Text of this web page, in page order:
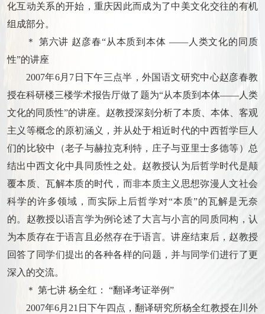
化互动关系的开始，重庆因此而成为了中美文化交往的有机
组成部分。
＊ 第六讲 赵彦春“从本质到本体 ——人类文化的同质
性”的讲座
2007年6月7日下午三点半，外国语文研究中心赵彦春教
授在科研楼三楼学术报告厅做了题为“从本质到本体——人类
文化的同质性”的讲座。赵教授深刻分析了本质、本体、客观
主义等概念的原初涵义，并从处于相近时代的中西哲学巨人
们的比较中（老子与赫拉克利特，庄子与亚里士多德等）总
结出中西文化中具同质性之处。赵教授认为后哲学时代是颠
覆本质、瓦解本质的时代，而非本质主义思想弥漫人文社会
科学的许多领域，而实际上后哲学对“本质”的瓦解是无奈
的。赵教授以语言学为例论述了大言与小言的同质同构，认
为本质存在于语言且必然存在于语言。讲座结束后，赵教授
回答了同学们提出的各种各样的问题，并与同学们进行了更
深入的交流。
＊ 第七讲 杨全红： “翻译考证举例”
2007年6月21日下午四点，翻译研究所杨全红教授在川外